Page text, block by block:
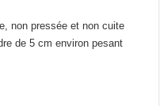
non pressée et non cuite
de 5 cm environ pesant